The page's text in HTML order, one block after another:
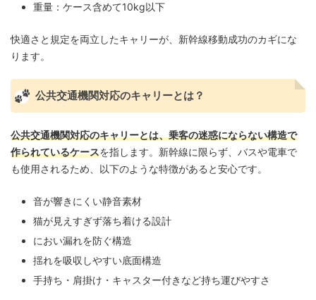
重量：ケース含めて10kg以下
快適さと規定を両立したキャリーが、新幹線移動成功のカギにな
ります。
公共交通機関対応のキャリーとは？
公共交通機関対応のキャリーとは、乗客の迷惑にならない構造で
作られているケースを指します。新幹線に限らず、バスや電車で
も使用されるため、以下のような特徴があると安心です。
音が響きにくい静音素材
猫が見えすぎず落ち着ける設計
におい漏れを防ぐ構造
揺れを吸収しやすい底面構造
手持ち・肩掛け・キャスター付きなど持ち運びやすさ